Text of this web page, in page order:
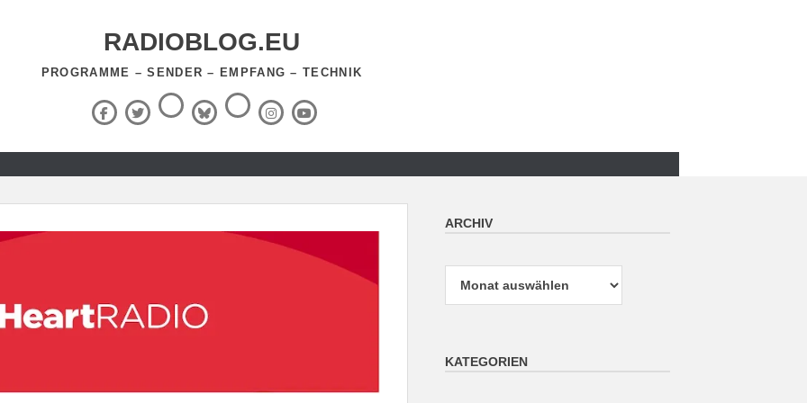
RADIOBLOG.EU
PROGRAMME – SENDER – EMPFANG – TECHNIK
Facebook
X
(Twitter)
ThreadsBlueSky
RSS-
Feed InstagramYouTube
ARCHIV
KATEGORIEN